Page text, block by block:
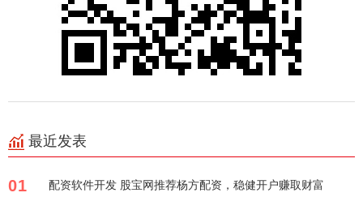
最近发表
01 配资软件开发 股宝网推荐杨方配资，稳健开户赚取财富